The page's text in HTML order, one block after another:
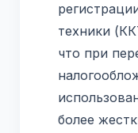
техники
что при
более